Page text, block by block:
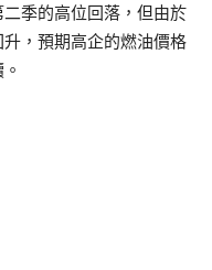
季的高位回落，但由於
，預期高企的燃油價格